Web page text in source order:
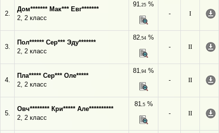
2.
Дом******* Мак*** Евг*******
2, 2 класс
91,25 %
-
I
3.
Пол****** Сер*** Эду*******
2, 2 класс
82,54 %
-
II
4.
Пла***** Сер*** Оле*****
2, 2 класс
81,94 %
-
II
5.
Овч******** Кри***** Але**********
2, 2 класс
81,5%
-
II